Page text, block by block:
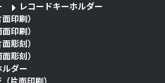
レコードキーホルダー
印刷）
印刷）
彫刻）
彫刻）
ダー
片面印刷）